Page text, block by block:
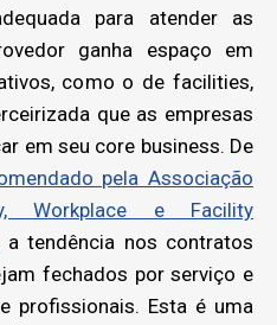
para atender as
ganha espaço em
como o de facilities,
que as empresas
em seu core business. De
pela Associação
Workplace e Facility
a tendência nos contratos
fechados por serviço e
profissionais. Esta é uma